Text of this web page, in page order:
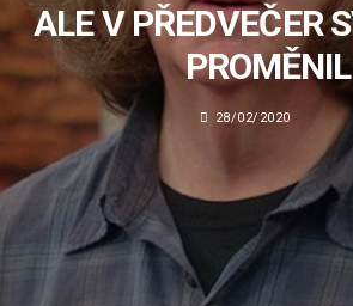
ALE V PŘEDVEČER
PROMĚNIL
28/02/2020